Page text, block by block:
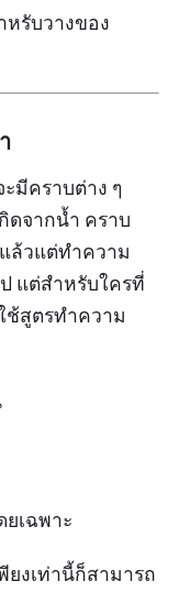
รับวางของ
มีคราบต่าง ๆ
ดจากน้ำ คราบ
ล้วแต่ทำความ
แต่สำหรับใครที่
ช้สูตรทำความ
เฉพาะ
ยงเท่านี้ก็สามารถ